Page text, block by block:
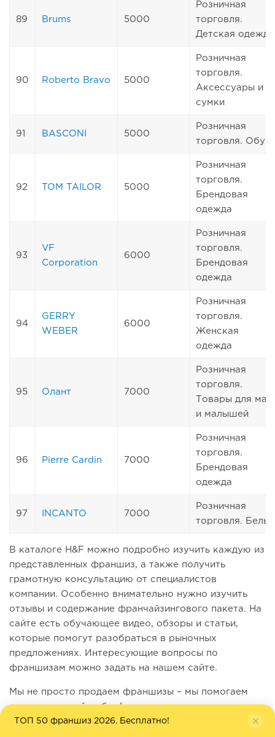
89 Brums 5000
Розничная
торговля.
Детская одежда
90 Roberto Bravo 5000
Розничная
торговля.
Аксессуары и
сумки
91 BASCONI 5000
Розничная
торговля. Обувь
92 TOM TAILOR 5000
Розничная
торговля.
Брендовая
одежда
93
VF
Corporation
6000
Розничная
торговля.
Брендовая
одежда
94
GERRY
WEBER
6000
Розничная
торговля.
Женская
одежда
95 Олант 7000
Розничная
торговля.
Товары для мам
и малышей
96 Pierre Cardin 7000
Розничная
торговля.
Брендовая
одежда
97 INCANTO 7000
Розничная
торговля. Белье
В каталоге H&F можно подробно изучить каждую из
представленных франшиз, а также получить
грамотную консультацию от специалистов
компании. Особенно внимательно нужно изучить
отзывы и содержание франчайзингового пакета. На
сайте есть обучающее видео, обзоры и статьи,
которые помогут разобраться в рыночных
предложениях. Интересующие вопросы по
франшизам можно задать на нашем сайте.
Мы не просто продаем франшизы – мы помогаем
сделать лучший выбор!
ТОП 50 франшиз 2026. Бесплатно!